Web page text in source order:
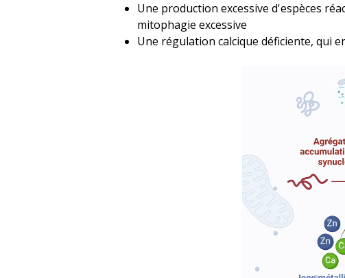
Une production excessive d'espèces
mitophagie excessive
Une régulation calcique déficiente, qui